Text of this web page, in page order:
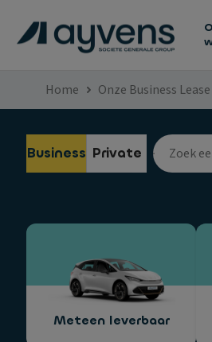
Home Onze Business
Business Private
Meteen leverbaar